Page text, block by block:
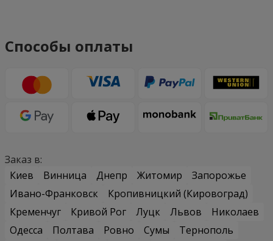
Способы оплаты
Заказ в:
Киев
Винница Днепр Житомир
Запорожье
Ивано-Франковск
Кропивницкий (Кировоград)
Кременчуг
Кривой Рог Луцк Львов
Николаев
Одесса
Полтава Ровно Сумы
Тернополь